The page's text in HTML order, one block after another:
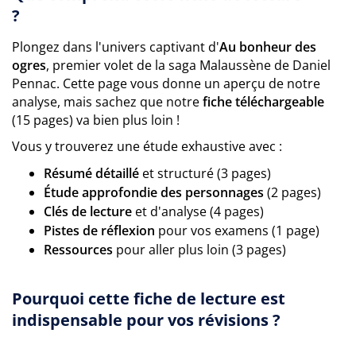
?
Plongez dans l'univers captivant d'Au bonheur des
ogres, premier volet de la saga Malaussène de Daniel
Pennac. Cette page vous donne un aperçu de notre
analyse, mais sachez que notrefiche téléchargeable
(15 pages) va bien plus loin !
Vous y trouverez une étude exhaustive avec :
Résumé détaillé et structuré (3 pages)
Étude approfondie des personnages (2 pages)
Clés de lecture et d'analyse (4 pages)
Pistes de réflexion pour vos examens (1 page)
Ressources pour aller plus loin (3 pages)
Pourquoi cette fiche de lecture est
indispensable pour vos révisions ?